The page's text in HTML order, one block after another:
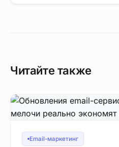
Читайте также
Email-маркетинг